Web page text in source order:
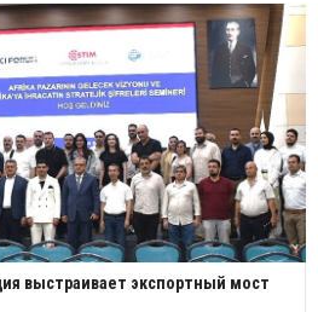
выстраивает экспортный мост